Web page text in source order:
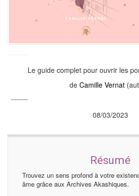
Le guide complet pour ouvrir les
de Camille Vernat
08/03/2023
Résumé
Trouvez un sens profond à votre
âme grâce aux Archives Akashiques.